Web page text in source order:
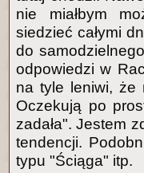
nie miałbym
siedzieć całymi
do
odpowiedzi w
na tyle leniwi, że
Oczekują po
zadała". Jestem
tendencji.
typu "Ściąga" itp.